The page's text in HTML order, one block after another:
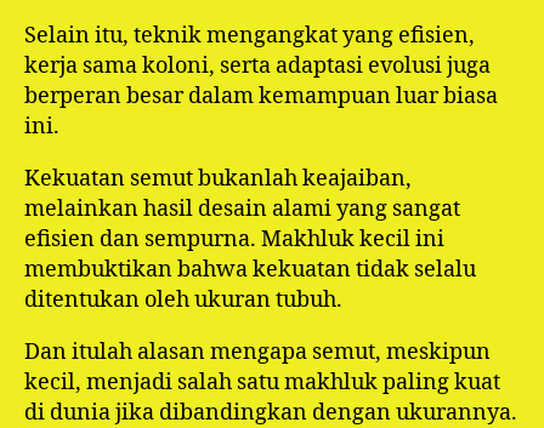
Selain itu, teknik mengangkat yang efisien,
kerja sama koloni, serta adaptasi evolusi juga
berperan besar dalam kemampuan luar biasa
ini.
Kekuatan semut bukanlah keajaiban,
melainkan hasil desain alami yang sangat
efisien dan sempurna. Makhluk kecil ini
membuktikan bahwa kekuatan tidak selalu
ditentukan oleh ukuran tubuh.
Dan itulah alasan mengapa semut, meskipun
kecil, menjadi salah satu makhluk paling kuat
di dunia jika dibandingkan dengan ukurannya.